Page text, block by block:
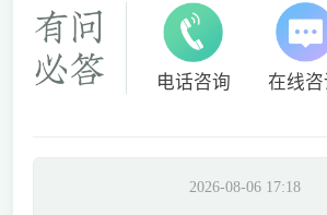
电话咨询 在线咨
2026-08-06 17:18